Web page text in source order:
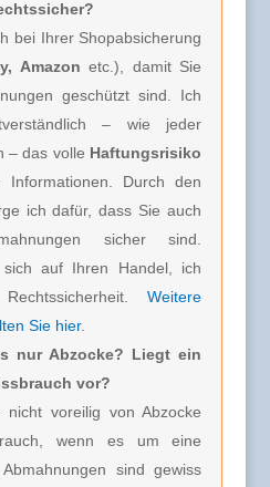
bei Ihrer Shopabsicherung
Amazon etc.), damit Sie
geschützt sind. Ich
– wie jeder
– das volle Haftungsrisiko
Durch den
ich dafür, dass Sie auch
sicher sind.
sich auf Ihren Handel, ich
Weitere
Sie hier.
nur Abzocke? Liegt ein
vor?
nicht voreilig von Abzocke
wenn es um eine
sind gewiss